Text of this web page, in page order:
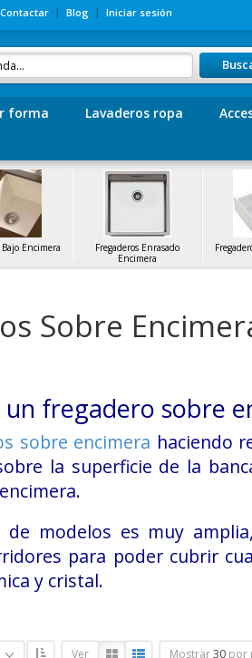
Contactar Blog Iniciar sesión
forma Lavaderos ropa
Bajo Encimera
Fregaderos Enrasado
Encimera
Sobre
un fregadero sobre
sobre encimera haciendo
la superficie de la
de modelos es muy
para poder cubrir
y cristal.
Ver Mostrar 30 por